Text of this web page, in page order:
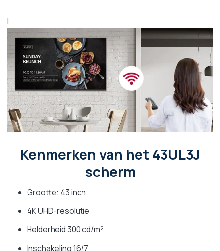
I
Kenmerken van het 43UL3J
scherm
Grootte: 43 inch
4K UHD-resolutie
Helderheid 300 cd/m²
Inschakeling 16/7